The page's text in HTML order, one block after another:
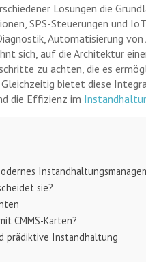
Lösungen die
SPS-Steuerungen und
Automatisierung
sich, auf die Architektur
zu achten, die es
bietet diese
die Effizienz im
sie?
CMMS-Karten?
prädiktive Instandhaltung